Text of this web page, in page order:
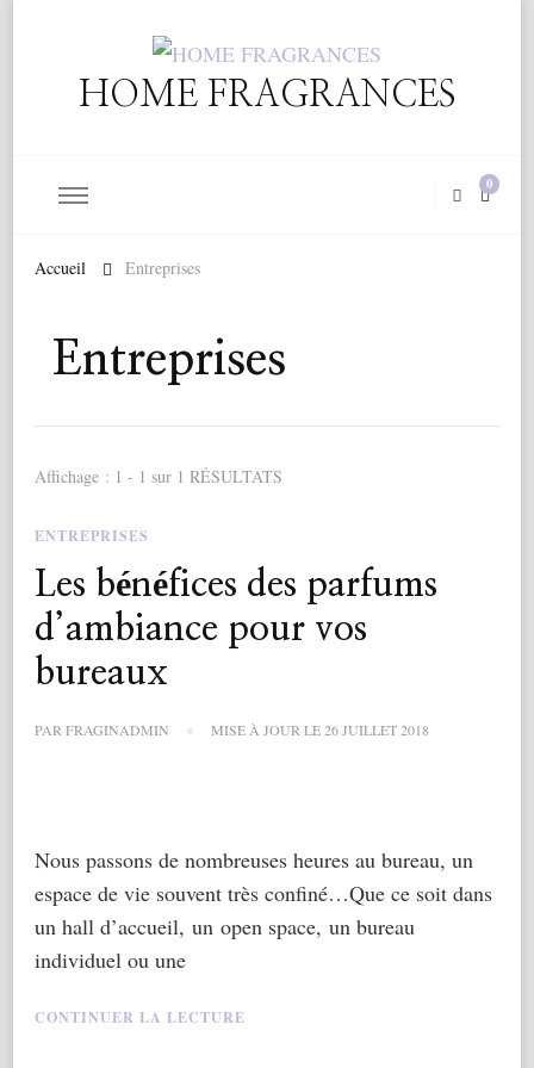
HOME FRAGRANCES
0
Accueil Entreprises
Entreprises
Affichage : 1 - 1 sur 1 RÉSULTATS
ENTREPRISES
Les bénéfices des parfums
d’ambiance pour vos
bureaux
PAR FRAGINADMIN MISE À JOUR LE26 JUILLET 2018
Nous passons de nombreuses heures au bureau, un
espace de vie souvent très confiné…Que ce soit dans
un hall d’accueil, un open space, un bureau
individuel ou une
CONTINUER LA LECTURE